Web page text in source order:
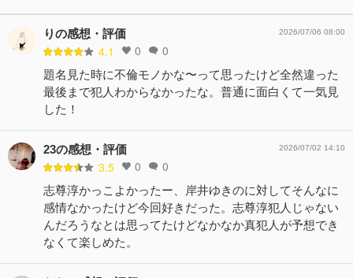
りの感想・評価
4.1 0 0
2026/07/06 08:00
題名見た時に不倫モノかな〜って思ったけど全然違った
最後まで犯人わからなかったな。普通に面白くて一気見
した！
23の感想・評価
3.5 0 0
2026/07/02 14:10
志尊淳かっこよかったー、岸井ゆきのに対してそんなに
感情なかったけど今回好きだった。志尊淳犯人じゃない
んだろうなとは思ってたけどなかなか真犯人が予想でき
なくて楽しめた。